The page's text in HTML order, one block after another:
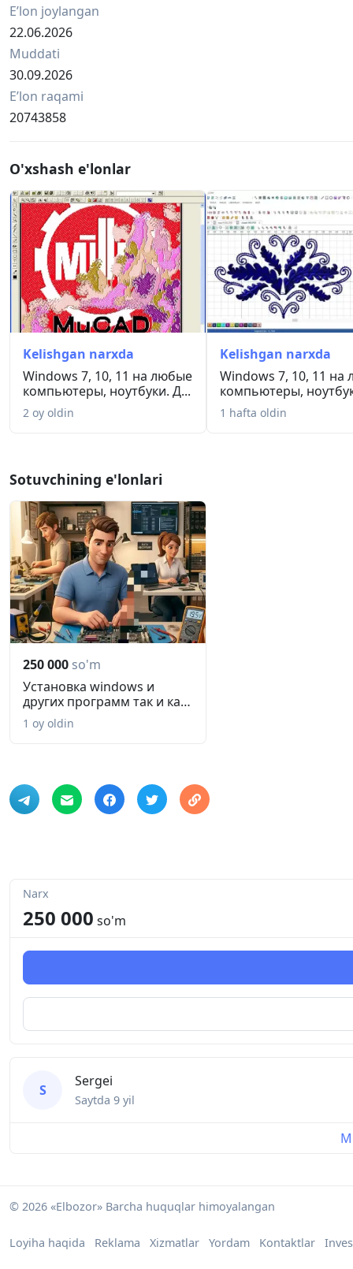
Eʼlon joylangan
22.06.2026
Muddati
30.09.2026
Eʼlon raqami
20743858
O'xshash e'lonlar
Kelishgan narxda
Windows 7, 10, 11 на любые
компьютеры, ноутбуки. Д...
2 oy oldin
Kelishgan narxda
Windows 7, 10, 11 на
компьютеры,
1 hafta oldin
Sotuvchining e'lonlari
250 000 so'm
Установка windows и
других программ так и как
авто...
1 oy oldin
Narx
250 000 so'm
S
Sergei
Saytda 9 yil
© 2026 «Elbozor» Barcha huquqlar himoyalangan
Loyiha haqida Reklama Xizmatlar Yordam Kontaktlar